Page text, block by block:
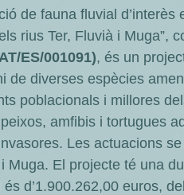
de fauna fluvial
rius Ter, Fluvià i Muga”,
ES/001091), és un
de diverses espècies
poblacionals i millores
peixos, amfibis i tortugues
Les actuacions
Muga. El projecte té una
d’1.900.262,00 euros,